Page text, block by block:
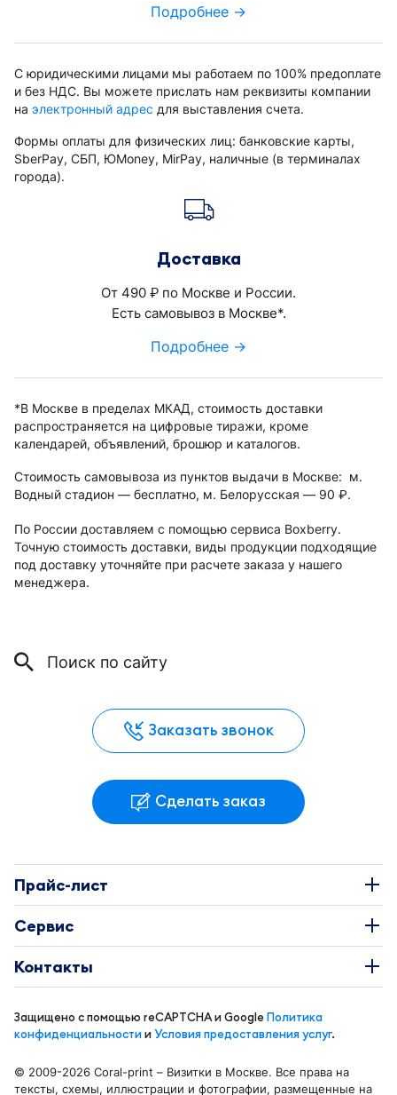
Подробнее →
С юридическими лицами мы работаем по 100% предоплате
и без НДС. Вы можете прислать нам реквизиты компании
на электронный адрес для выставления счета.
Формы оплаты для физических лиц: банковские карты,
SberPay, СБП, ЮMoney, MirPay, наличные (в терминалах
города).
Доставка
От 490 руб. по Москве и России.
Есть самовывоз в Москве*.
Подробнее →
*В Москве в пределах МКАД, стоимость доставки
распространяется на цифровые тиражи, кроме
календарей, объявлений, брошюр и каталогов.
Стоимость самовывоза из пунктов выдачи в Москве: м.
Водный стадион — бесплатно, м. Белорусская — 90 руб..
По России доставляем с помощью сервиса Boxberry.
Точную стоимость доставки, виды продукции подходящие
под доставку уточняйте при расчете заказа у нашего
менеджера.
Заказать звонок
Сделать заказ
Прайс-лист
Этикетки
Буклеты
Визитки
Бирки и воблеры
Сервис
Требования к макетам
Доставка и оплата
Карта сайта
Контакты
info@coral-print.ru
Защищено с помощью reCAPTCHA и GoogleПолитика
конфиденциальностииУсловия предоставления услуг.
© 2009-2026 Coral-print – Визитки в Москве. Все права на
тексты, схемы, иллюстрации и фотографии, размещенные на